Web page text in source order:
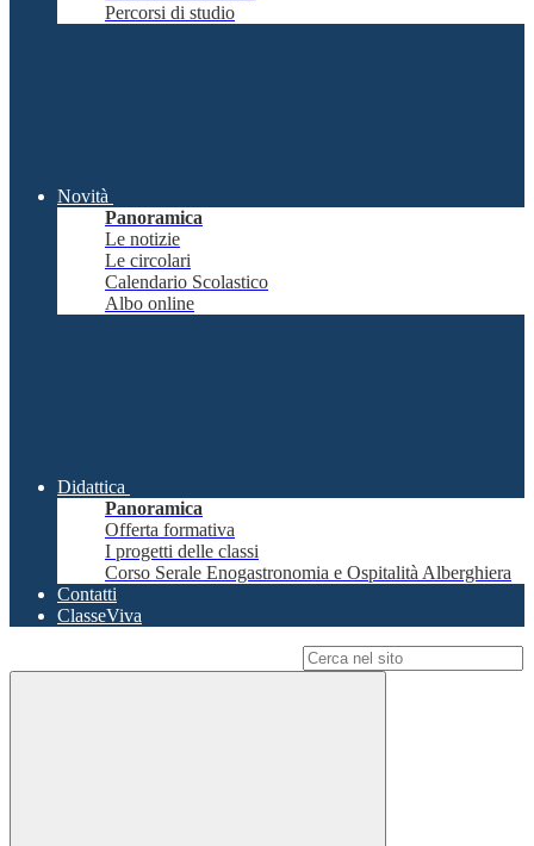
Percorsi di studio
Novità
Panoramica
Le notizie
Le circolari
Calendario Scolastico
Albo online
Didattica
Panoramica
Offerta formativa
I progetti delle classi
Corso Serale Enogastronomia e Ospitalità Alberghiera
Contatti
ClasseViva